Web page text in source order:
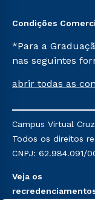
Condições
*Para a
nas seguintes
Já para as
mencionadas
Religioso,
do Ensino de
abrir todas as
Campus Virtual
Todos os direitos
CNPJ: 62.984.091/
Veja os